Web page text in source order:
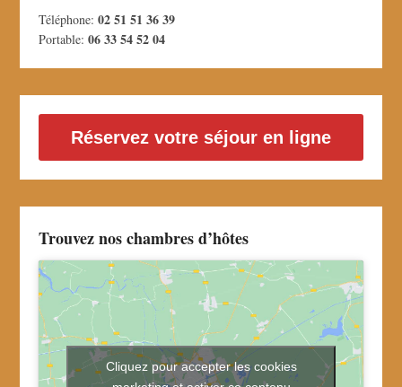
Téléphone:02 51 51 36 39
Portable:06 33 54 52 04
Réservez votre séjour en ligne
Trouvez nos chambres d’hôtes
Cliquez pour accepter les cookies